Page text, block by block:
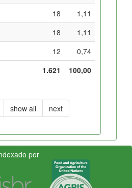
18
1,11
18
1,11
12
0,74
1.621
100,00
show all next
por